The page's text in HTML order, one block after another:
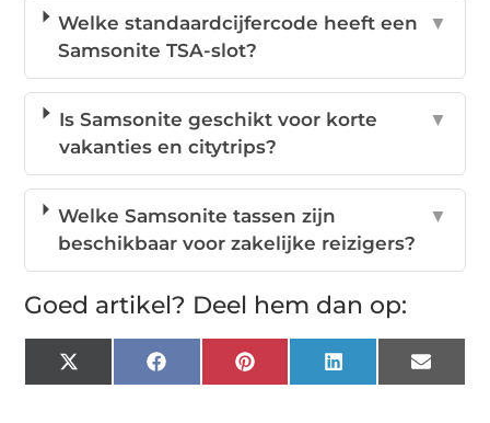
Welke standaardcijfercode heeft een
Samsonite TSA-slot?
▼
Is Samsonite geschikt voor korte
vakanties en citytrips?
▼
Welke Samsonite tassen zijn
beschikbaar voor zakelijke reizigers?
▼
Goed artikel? Deel hem dan op:
X
(Twitter)
FacebookPinterestLinkedInEmail